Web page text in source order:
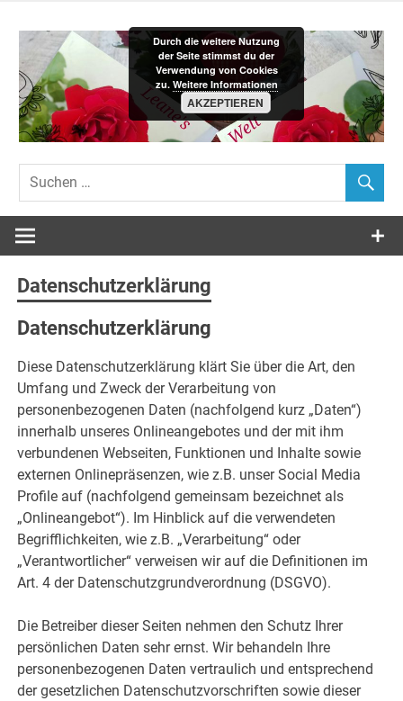
Inhalt
springen
Leane´s-
Welt
Datenschutzerklärung
Datenschutzerklärung
Diese Datenschutzerklärung klärt Sie über die Art, den
Umfang und Zweck der Verarbeitung von
personenbezogenen Daten (nachfolgend kurz „Daten“)
innerhalb unseres Onlineangebotes und der mit ihm
verbundenen Webseiten, Funktionen und Inhalte sowie
externen Onlinepräsenzen, wie z.B. unser Social Media
Profile auf (nachfolgend gemeinsam bezeichnet als
„Onlineangebot“). Im Hinblick auf die verwendeten
Begrifflichkeiten, wie z.B. „Verarbeitung“ oder
„Verantwortlicher“ verweisen wir auf die Definitionen im
Art. 4 der Datenschutzgrundverordnung (DSGVO).
Die Betreiber dieser Seiten nehmen den Schutz Ihrer
persönlichen Daten sehr ernst. Wir behandeln Ihre
personenbezogenen Daten vertraulich und entsprechend
der gesetzlichen Datenschutzvorschriften sowie dieser
Durch die weitere Nutzung
der Seite stimmst du der
Verwendung von Cookies
zu. Weitere Informationen
AKZEPTIEREN